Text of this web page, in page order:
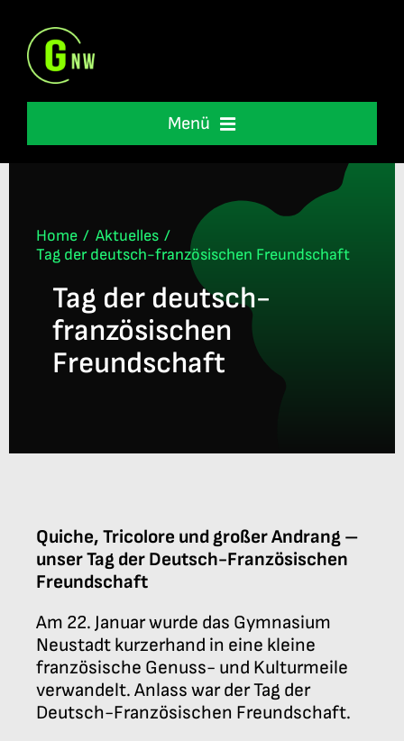
content
Menü
Unterstützung
International
Informationen
Home
Aktuelles
Tag der deutsch-französischen Freundschaft
Tag der deutsch-
französischen
Freundschaft
Quiche, Tricolore und großer Andrang –
unser Tag der Deutsch-Französischen
Freundschaft
Am 22. Januar wurde das Gymnasium
Neustadt kurzerhand in eine kleine
französische Genuss- und Kulturmeile
verwandelt. Anlass war der Tag der
Deutsch-Französischen Freundschaft.